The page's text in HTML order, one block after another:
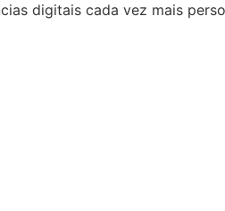
digitais cada vez mais